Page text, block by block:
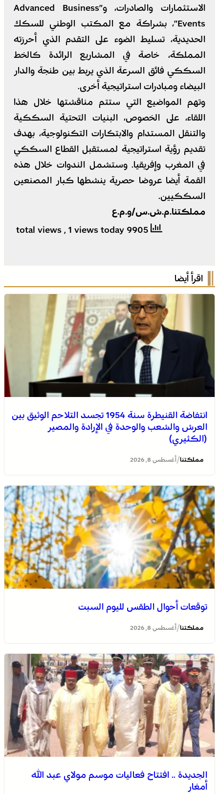
الاستثمارات والصادرات، و”Advanced Business
Events”، بشراكة مع المكتب الوطني للسكك
الحديدية، تسليط الضوء على التقدم الذي أحرزته
المملكة، خاصة في المشاريع الرائدة كالخط
السككي فائق السرعة الذي يربط بين طنجة والدار
البيضاء ومبادرات استراتيجية أخرى.
وتهم المواضيع التي ستتم مناقشتها خلال هذا
اللقاء، على الخصوص، البنيات التحتية السككية
والتنقل المستدام والابتكارات التكنولوجية، بهدف
تقديم رؤية استراتيجية لمستقبل القطاع السككي
في المغرب وإفريقيا. وستشمل الندوات خلال هذه
القمة أيضا عروضا حصرية ينشطها كبار المصنعين
السككيين.
مملكتنا.م.ش.س/و.م.ع
, 1 views today
اقرأ أيضا
انتفاضة القنيطرة سنة 1954 تجسد التلاحم الوثيق بين
العرش والشعب والوحدة في الإرادة والمصير
(الكثيري)
مملكتنا/ أغسطس 8, 2026
توقعات أحوال الطقس لليوم السبت
مملكتنا/ أغسطس 8, 2026
الجديدة .. افتتاح فعاليات موسم مولاي عبد الله
أمغار
الجديدة .. افتتاح فعاليات موسم مولاي عبد الله أمغار